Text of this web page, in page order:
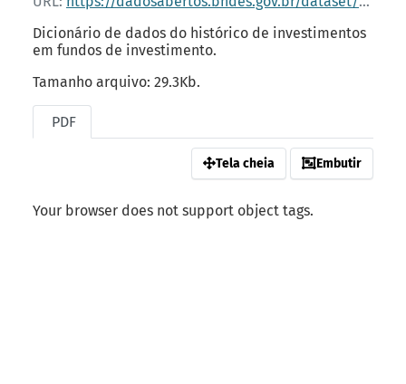
Dicionário de dados do histórico de investimentos
em fundos de investimento.
Tamanho arquivo: 29.3Kb.
PDF
Tela cheia Embutir
Your browser does not support object tags.